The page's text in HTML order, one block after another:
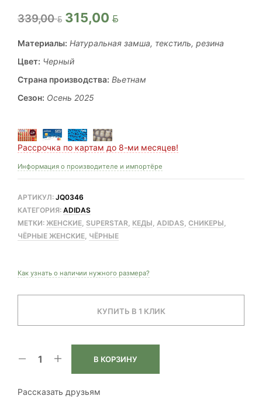
339,00
Первоначальная
цена
составляла
339,00 .
315,00 Текущая
Материалы: Натуральная замша, текстиль, резина
Цвет: Черный
Страна производства: Вьетнам
Сезон: Осень 2025
Рассрочка по картам до 8-ми месяцев!
Информация о производителе и импортёре
АРТИКУЛ: JQ0346
КАТЕГОРИЯ: ADIDAS
МЕТКИ: ЖЕНСКИЕ, SUPERSTAR, КЕДЫ, ADIDAS, СНИКЕРЫ,
ЧЁРНЫЕ ЖЕНСКИЕ, ЧЁРНЫЕ
Как узнать о наличии нужного размера?
КУПИТЬ В 1 КЛИК
В КОРЗИНУ
Рассказать друзьям